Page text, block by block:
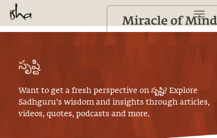
సృష్టి
Want to get a fresh perspective onసృష్టి? Explore
Sadhguru’s wisdom and insights through articles,
videos, quotes, podcasts and more.